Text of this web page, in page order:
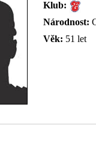
Klub:
Národnost:
Věk: 51 let